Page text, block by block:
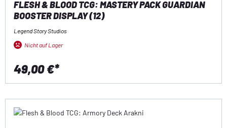
FLESH & BLOOD TCG: MASTERY PACK GUARDIAN
BOOSTER DISPLAY (12)
Legend Story Studios
Nicht auf Lager
49,00 €*